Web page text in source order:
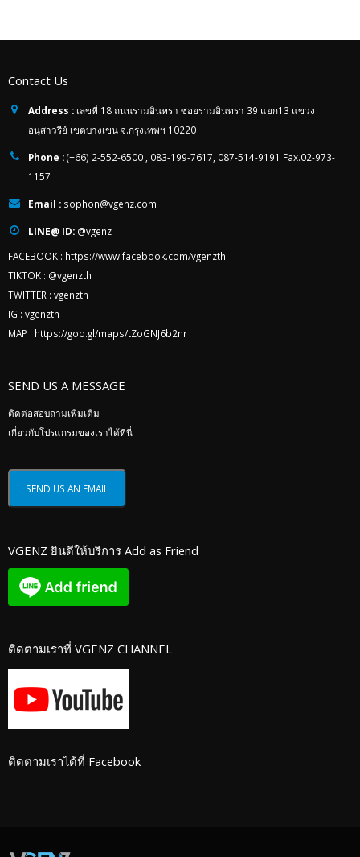
Contact Us
Address : เลขที่ 18 ถนนรามอินทรา ซอยรามอินทรา 39 แยก13 แขวง
อนุสาวรีย์ เขตบางเขน จ.กรุงเทพฯ 10220
Phone :(+66) 2-552-6500 , 083-199-7617, 087-514-9191 Fax.02-973-
1157
Email : sophon@vgenz.com
LINE@ ID: @vgenz
FACEBOOK : https://www.facebook.com/vgenzth
TIKTOK : @vgenzth
TWITTER : vgenzth
IG : vgenzth
MAP : https://goo.gl/maps/tZoGNJ6b2nr
SEND US A MESSAGE
ติดต่อสอบถามเพิ่มเติม
เกี่ยวกับโปรแกรมของเราได้ที่นี่
VGENZ ยินดีให้บริการ Add as Friend
ติดตามเราที่ VGENZ CHANNEL
ติดตามเราได้ที่ Facebook